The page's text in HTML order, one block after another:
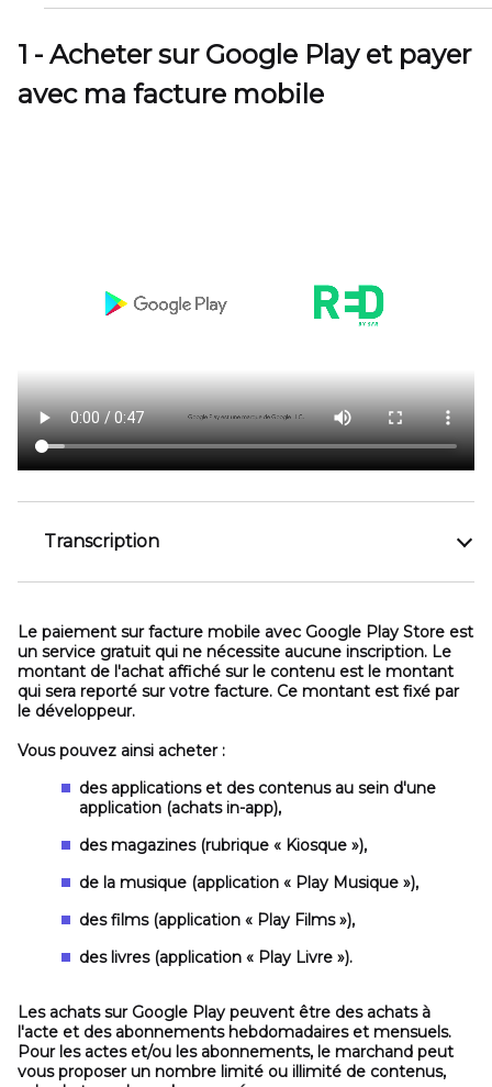
1 - Acheter sur Google Play et payer
avec ma facture mobile
Transcription
Le paiement sur facture mobile avec Google Play Store est
un service gratuit qui ne nécessite aucune inscription. Le
montant de l'achat affiché sur le contenu est le montant
qui sera reporté sur votre facture. Ce montant est fixé par
le développeur.
Vous pouvez ainsi acheter :
des applications et des contenus au sein d'une
application (achats in-app),
des magazines (rubrique « Kiosque »),
de la musique (application « Play Musique »),
des films (application « Play Films »),
des livres (application « Play Livre »).
Les achats sur Google Play peuvent être des achats à
l'acte et des abonnements hebdomadaires et mensuels.
Pour les actes et/ou les abonnements, le marchand peut
vous proposer un nombre limité ou illimité de contenus,